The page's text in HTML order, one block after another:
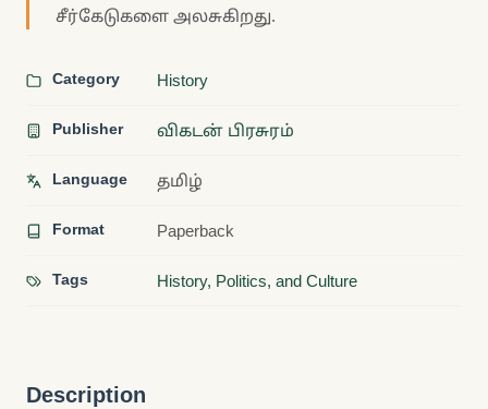
சீர்கேடுகளை அலசுகிறது.
Category History
Publisher விகடன் பிரசுரம்
Language தமிழ்
Format Paperback
Tags History, Politics, and Culture
Description